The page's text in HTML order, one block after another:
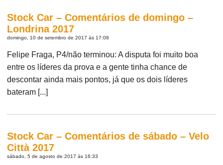
Stock Car – Comentários de domingo –
Londrina 2017
domingo, 10 de setembro de 2017 às 17:08
Felipe Fraga, P4/não terminou: A disputa foi muito boa
entre os líderes da prova e a gente tinha chance de
descontar ainda mais pontos, já que os dois líderes
bateram [...]
Stock Car – Comentários de sábado – Velo
Città 2017
sábado, 5 de agosto de 2017 às 16:33